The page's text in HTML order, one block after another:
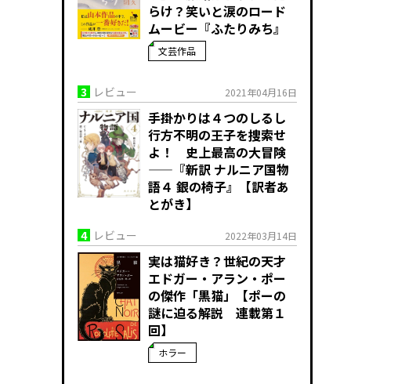
らけ？笑いと涙のロード
ムービー『ふたりみち』
文芸作品
3 レビュー 2021年04月16日
手掛かりは４つのしるし――
行方不明の王子を捜索せ
よ！ 史上最高の大冒険
——『新訳 ナルニア国物
語４ 銀の椅子』【訳者あ
とがき】
4 レビュー 2022年03月14日
実は猫好き？世紀の天才
エドガー・アラン・ポー
の傑作「黒猫」【ポーの
謎に迫る解説 連載第１
回】
ホラー